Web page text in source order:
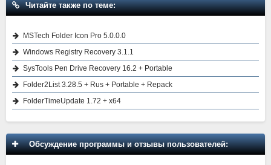
Читайте также по теме:
MSTech Folder Icon Pro 5.0.0.0
Windows Registry Recovery 3.1.1
SysTools Pen Drive Recovery 16.2 + Portable
Folder2List 3.28.5 + Rus + Portable + Repack
FolderTimeUpdate 1.72 + x64
Обсуждение программы и отзывы пользователей: